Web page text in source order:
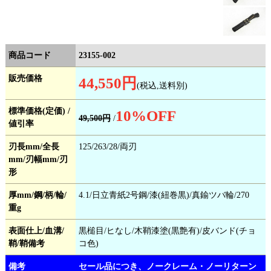
商品コード 23155-002
販売価格 44,550円 (税込,送料別)
標準価格(定価) /
値引率
49,500円 /10%OFF
刃長mm/全長
mm/刃幅mm/刃
形
125/263/28/両刃
厚mm/鋼/柄/輪/
重g
4.1/日立青紙2号鋼/漆(紐巻黒)/真鍮ツバ輪/270
表面仕上/血溝/
鞘/鞘備考
黒槌目/ヒなし/木鞘漆塗(黒艶有)/皮バンド(チョ
コ色)
備考 セール品につき、ノークレーム・ノーリターン